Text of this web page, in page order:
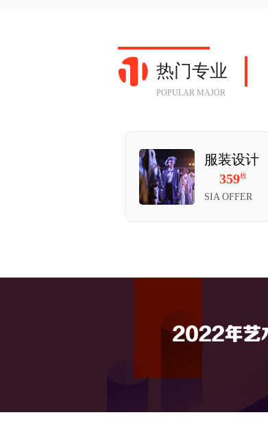
热门专业
POPULAR MAJOR
服装设计
359枚
SIA OFFER